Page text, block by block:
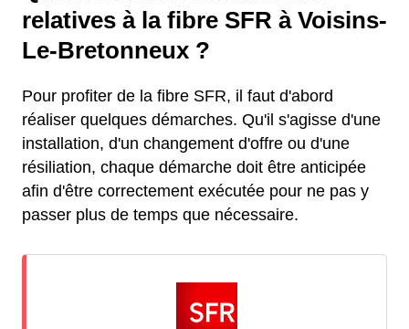
relatives à la fibre SFR à Voisins-
Le-Bretonneux ?
Pour profiter de la fibre SFR, il faut d'abord
réaliser quelques démarches. Qu'il s'agisse d'une
installation, d'un changement d'offre ou d'une
résiliation, chaque démarche doit être anticipée
afin d'être correctement exécutée pour ne pas y
passer plus de temps que nécessaire.